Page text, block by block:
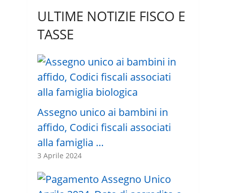
ULTIME NOTIZIE FISCO E
TASSE
Assegno unico ai bambini in
affido, Codici fiscali associati
alla famiglia …
3 Aprile 2024